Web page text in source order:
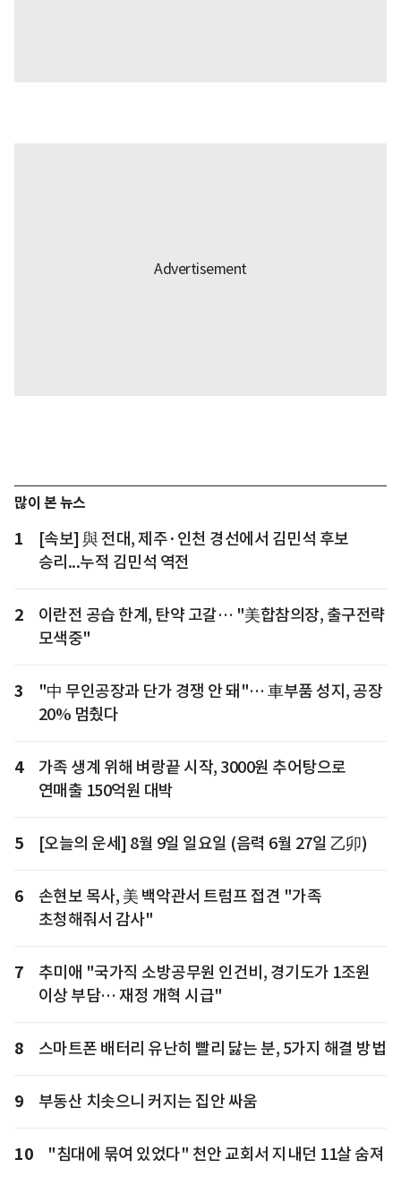
많이 본 뉴스
1
[속보] 與 전대, 제주·인천 경선에서 김민석 후보
승리...누적 김민석 역전
2
이란전 공습 한계, 탄약 고갈… "美합참의장, 출구전략
모색중"
3
"中 무인공장과 단가 경쟁 안 돼"… 車부품 성지, 공장
20% 멈췄다
4
가족 생계 위해 벼랑끝 시작, 3000원 추어탕으로
연매출 150억원 대박
5 [오늘의 운세] 8월 9일 일요일 (음력 6월 27일 乙卯)
6
손현보 목사, 美 백악관서 트럼프 접견 "가족
초청해줘서 감사"
7
추미애 "국가직 소방공무원 인건비, 경기도가 1조원
이상 부담… 재정 개혁 시급"
8 스마트폰 배터리 유난히 빨리 닳는 분, 5가지 해결 방법
9 부동산 치솟으니 커지는 집안 싸움
10 "침대에 묶여 있었다" 천안 교회서 지내던 11살 숨져